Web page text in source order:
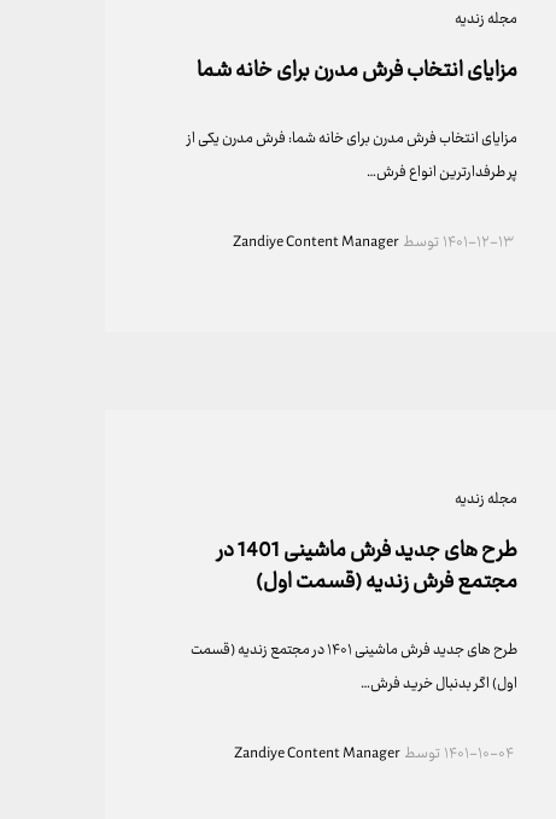
مجله زندیه
مزایای انتخاب فرش مدرن برای خانه شما
مزایای انتخاب فرش مدرن برای خانه شما: فرش مدرن یکی از
پر طرفدارترین انواع فرش…
۱۴۰۱-۱۲-۱۳توسطZandiye Content Manager
مجله زندیه
طرح های جدید فرش ماشینی 1401 در
مجتمع فرش زندیه (قسمت اول)
طرح های جدید فرش ماشینی ۱۴۰۱ در مجتمع زندیه (قسمت
اول) اگر بدنبال خرید فرش…
۱۴۰۱-۱۰-۰۴توسطZandiye Content Manager